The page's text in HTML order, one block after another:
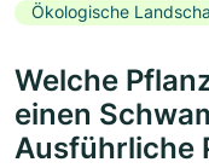
Ökologische
Welche
einen
Ausführliche